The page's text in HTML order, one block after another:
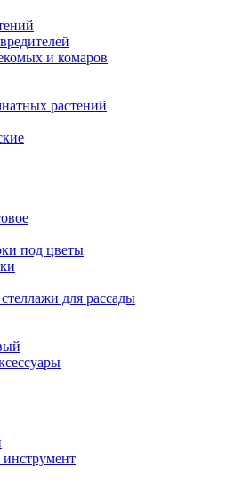
и комаров
растений
под цветы
для рассады